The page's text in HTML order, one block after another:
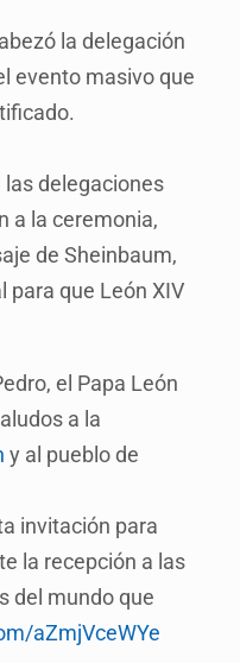
la delegación
evento masivo que
las delegaciones
a la ceremonia,
de Sheinbaum,
para que León XIV
el Papa León
a la
y al pueblo de
invitación para
la recepción a las
del mundo que
aZmjVceWYe